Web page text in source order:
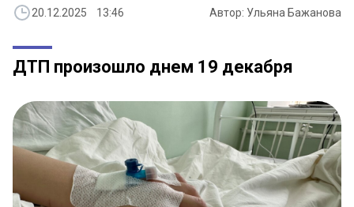
20.12.2025 13:46 Автор: Ульяна Бажанова
ДТП произошло днем 19 декабря